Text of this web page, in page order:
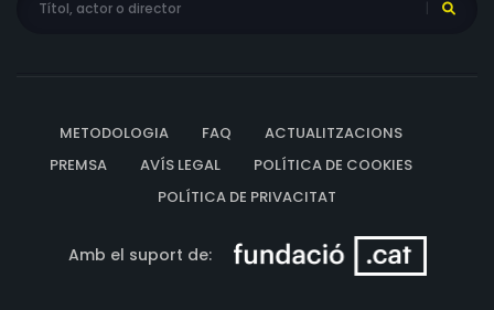
METODOLOGIA FAQ
ACTUALITZACIONS
PREMSA
AVÍS LEGAL
POLÍTICA DE COOKIES
POLÍTICA DE PRIVACITAT
Amb el suport de: